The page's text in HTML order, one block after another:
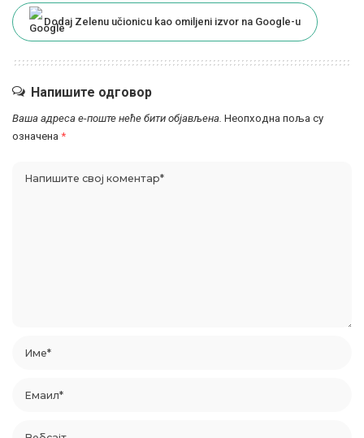
Dodaj Zelenu učionicu kao omiljeni izvor na Google-u
Напишите одговор
Ваша адреса е-поште неће бити објављена. Неопходна поља су
означена *